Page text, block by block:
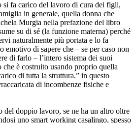
si fa carico del lavoro di cura dei figli,
in generale, quella donna che
Murgia nella prefazione del libro
su di sé (la funzione materna) perché
naturalmente più portata e lo fa
emotivo di sapere che – se per caso non
di farlo – l’intero sistema dei suoi
è costruito usando proprio quella
di tutta la struttura.” in questo
di incombenze fisiche e
del doppio lavoro, se ne ha un altro oltre
uno smart working casalingo, spesso